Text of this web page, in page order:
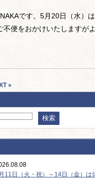
です。5月20日（水）
不便をおかけいたしますが
»
11日（火・祝）～14日（金）は